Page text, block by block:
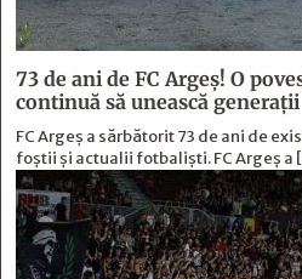
73 de ani de FC Argeş! O
continuă să unească generaţii
FC Argeș a sărbătorit 73 de ani de
foștii și actualii fotbaliști. FC Argeș